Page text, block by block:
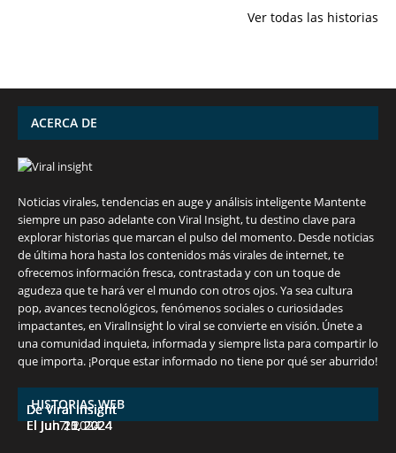
Ver todas las historias
años
julio: Playas de
¡más!
ocultas del
ACERCA DE
Noticias virales, tendencias en auge y análisis inteligente Mantente
siempre un paso adelante con Viral Insight, tu destino clave para
explorar historias que marcan el pulso del momento. Desde noticias
de última hora hasta los contenidos más virales de internet, te
ofrecemos información fresca, contrastada y con un toque de
agudeza que te hará ver el mundo con otros ojos. Ya sea cultura
pop, avances tecnológicos, fenómenos sociales o curiosidades
impactantes, en ViralInsight lo viral se convierte en visión. Únete a
una comunidad inquieta, informada y siempre lista para compartir lo
que importa. ¡Porque estar informado no tiene por qué ser aburrido!
HISTORIAS WEB
7 frutas ricas en calcio para mantener la
De Viral Insight
El Jul 7, 2024
España en julio: Playas de ensueño,
De Viral Insight
El Jun 23, 2024
Funciones ocultas del iPhone que no
De Viral Insight
El Jun 20, 2024
Descubre las 10 criptomonedas con mayor
De Viral Insight
El Jun 15, 2024
¡Derrota el calor, no tus objetivos de
De Viral Insight
El Jun 11, 2024